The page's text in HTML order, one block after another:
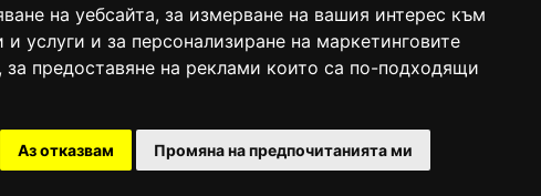
на уебсайта, за измерване на вашия интерес към
услуги и за персонализиране на маркетинговите
, за предоставяне на реклами които са по-подходящи
Аз отказвам Промяна на предпочитанията ми
ISSN) под номер: ISSN 1312-4722.
47857/11.05.2004 година.